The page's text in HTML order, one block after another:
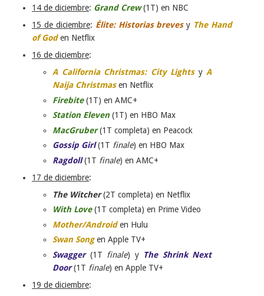
14 de diciembre: Grand Crew(1T) en NBC
15 de diciembre: Élite: Historias brevesy The Hand
of Goden Netflix
16 de diciembre:
A California Christmas: City Lightsy A
Naija Christmasen Netflix
Firebite(1T) en AMC+
Station Eleven (1T) en HBO Max
MacGruber(1T completa) en Peacock
Gossip Girl(1T finale) en HBO Max
Ragdoll(1T finale) en AMC+
17 de diciembre:
The Witcher(2T completa) en Netflix
With Love(1T completa) en Prime Video
Mother/Androiden Hulu
Swan Songen Apple TV+
Swagger(1T finale) y The Shrink Next
Door(1T finale) en Apple TV+
19 de diciembre: